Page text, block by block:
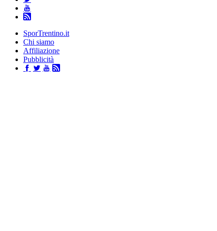
SporTrentino.it
Chi siamo
Affiliazione
Pubblicità